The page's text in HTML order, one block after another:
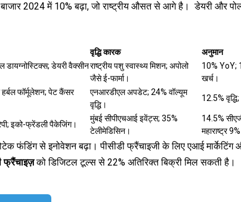
बाजार 2024 में 10% बढ़ा, जो राष्ट्रीय औसत से आगे है। डेयरी और
वृद्धि कारक अनुमान
डायग्नोस्टिक्स; डेयरी वैक्सीनराष्ट्रीय पशु स्वास्थ्य मिशन; अपोलो
जैसे ई-फार्मा।
10% YoY;
खर्च।
फॉर्मूलेशन; पेट कैंसर
एनआरडीएल अपडेट; 24% वॉल्यूम
वृद्धि।
12.5%
इको-फ्रेंडली पैकेजिंग।
मुंबई सीपीएचआई इवेंट्स; 35%
टेलीमेडिसिन।
14.5%
महाराष्ट्र
फंडिंग से इनोवेशन बढ़ा। पीसीडी फ्रैंचाइजी के लिए एआई मार्केटिंग
फ्रैंचाइज़को डिजिटल टूल्स से 22% अतिरिक्त बिक्री मिल सकती है।